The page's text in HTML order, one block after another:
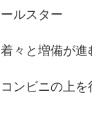
ールスター
着々と増備が進
コンビニの上